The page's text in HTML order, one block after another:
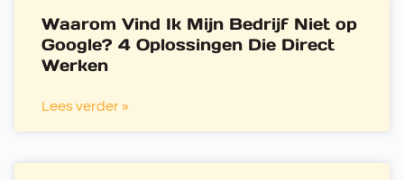
Waarom Vind Ik Mijn Bedrijf Niet op
Google? 4 Oplossingen Die Direct
Werken
Lees verder »